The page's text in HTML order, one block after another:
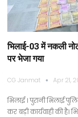
भिलाई-03 में नकली
पर भेजा गया
CG Janmat Apr 21,
भिलाई । पुरानी भिलाई
कर बड़ी कार्यवाही की है।